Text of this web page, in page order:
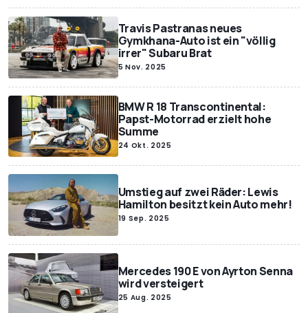
Travis Pastranas neues
Gymkhana-Auto ist ein "völlig
irrer" Subaru Brat
5 Nov. 2025
BMW R 18 Transcontinental:
Papst-Motorrad erzielt hohe
Summe
24 Okt. 2025
Umstieg auf zwei Räder: Lewis
Hamilton besitzt kein Auto mehr!
19 Sep. 2025
Mercedes 190 E von Ayrton Senna
wird versteigert
25 Aug. 2025